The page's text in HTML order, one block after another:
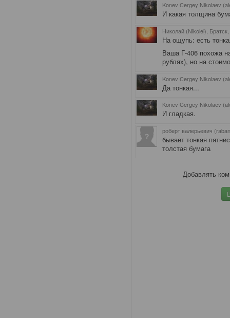
Konev Cergey Nikolaev
И какая толщина
Николай (Nikolei), Братск
На ощупь: есть
Ваша Г-406 похожа
рублях), но на
Konev Cergey Nikolaev
Да тонкая...
Konev Cergey Nikolaev
И гладкая.
роберт валерьевич
бывает тонкая
толстая бумага
Добавлять